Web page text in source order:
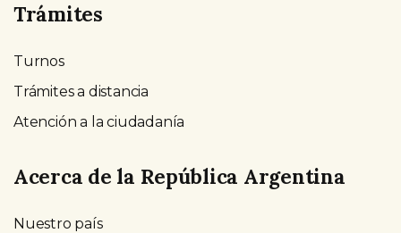
Trámites
Turnos
Trámites a distancia
Atención a la ciudadanía
Acerca de la República Argentina
Nuestro país